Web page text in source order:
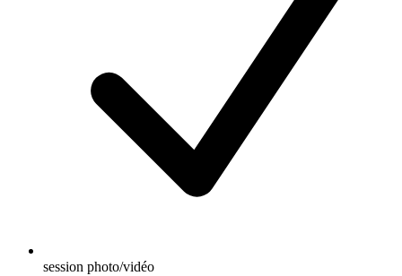
session photo/vidéo